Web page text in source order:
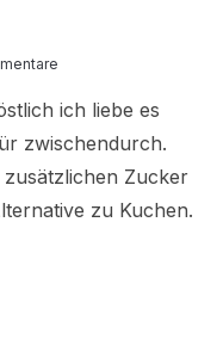
ich liebe es
zwischendurch.
Zucker
zu Kuchen.